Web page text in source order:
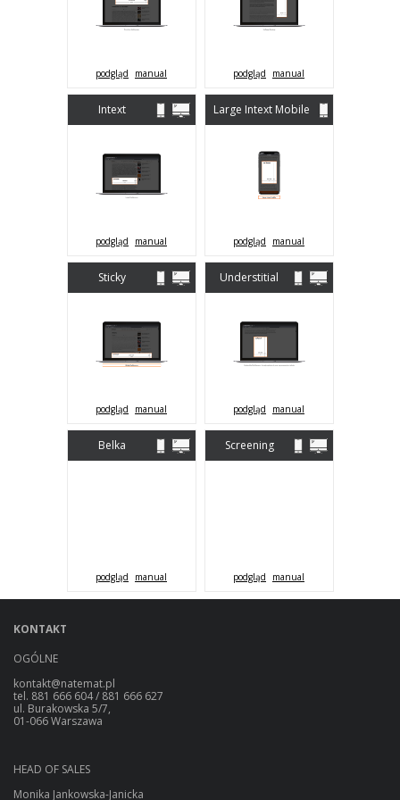
Mobile)
podgląd manual podgląd manual
Intext
Mobile)
podgląd manual
Large Intext Mobile
podgląd manual
Sticky
podgląd manual
Understitial
podgląd manual
Belka
podgląd manual
Screening
podgląd manual
KONTAKT
OGÓLNE
kontakt@natemat.pl
tel. 881 666 604 / 881 666 627
ul. Burakowska 5/7,
01-066 Warszawa
HEAD OF SALES
Monika Jankowska-Janicka